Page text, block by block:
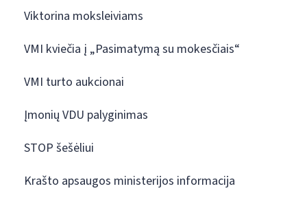
Viktorina moksleiviams
VMI kviečia į „Pasimatymą su mokesčiais“
VMI turto aukcionai
Įmonių VDU palyginimas
STOP šešėliui
Krašto apsaugos ministerijos informacija